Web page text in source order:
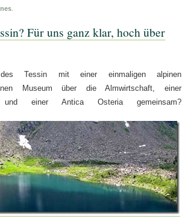
Für uns ganz klar, hoch über
Tessin mit einer einmaligen alpinen
Museum über die Almwirtschaft, einer
einer Antica Osteria gemeinsam?